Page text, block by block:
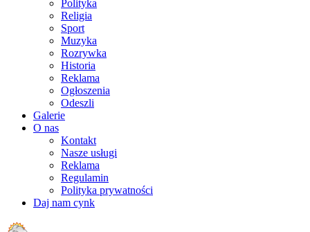
Polityka
Religia
Sport
Muzyka
Rozrywka
Historia
Reklama
Ogłoszenia
Odeszli
Galerie
O nas
Kontakt
Nasze usługi
Reklama
Regulamin
Polityka prywatności
Daj nam cynk